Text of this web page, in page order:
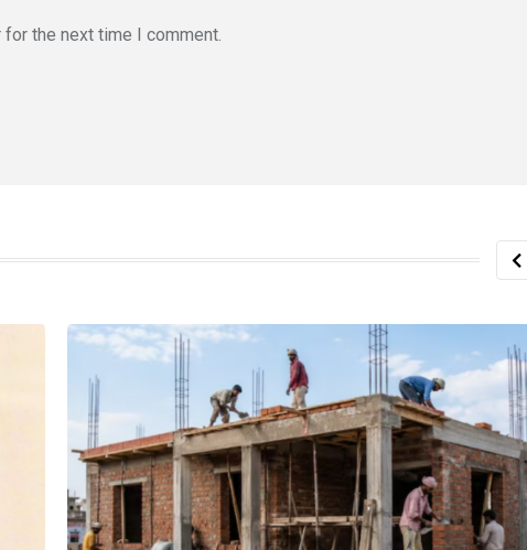
the next time I comment.